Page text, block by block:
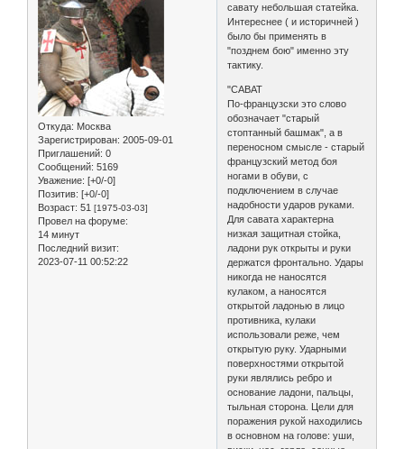
Откуда: Москва
Зарегистрирован: 2005-09-01
Приглашений: 0
Сообщений: 5169
Уважение: [+0/-0]
Позитив: [+0/-0]
Возраст: 51 [1975-03-03]
Провел на форуме:
14 минут
Последний визит:
2023-07-11 00:52:22
савату небольшая статейка.
Интереснее ( и историчней )
было бы применять в
"позднем бою" именно эту
тактику.
"САВАТ
По-французски это слово
обозначает "старый
стоптанный башмак", а в
переносном смысле - старый
французский метод боя
ногами в обуви, с
подключением в случае
надобности ударов руками.
Для савата характерна
низкая защитная стойка,
ладони рук открыты и руки
держатся фронтально. Удары
никогда не наносятся
кулаком, а наносятся
открытой ладонью в лицо
противника, кулаки
использовали реже, чем
открытую руку. Ударными
поверхностями открытой
руки являлись ребро и
основание ладони, пальцы,
тыльная сторона. Цели для
поражения рукой находились
в основном на голове: уши,